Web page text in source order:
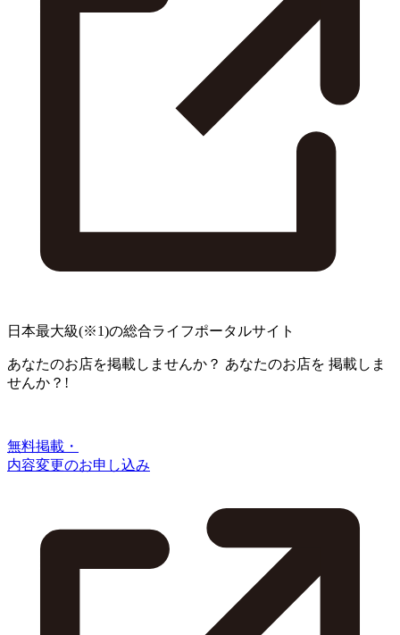
日本最大級(※1)の総合ライフポータルサイト
あなたのお店を掲載しませんか？ あなたのお店を 掲載しま
せんか？!
無料掲載・
内容変更のお申し込み